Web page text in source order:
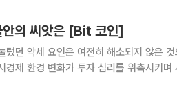
의 씨앗은 [Bit 코인]
렀던 약세 요인은 여전히 해소되지 않은
경제 환경 변화가 투자 심리를 위축시키며
(주요 거래소 평균가)에